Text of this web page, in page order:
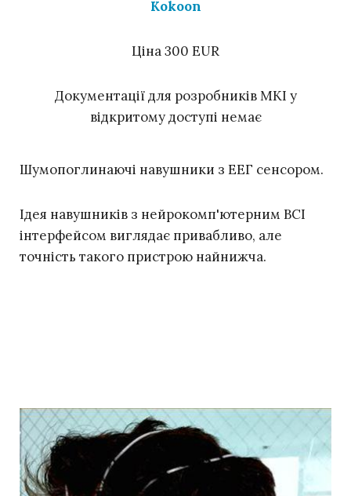
Kokoon
Ціна 300 EUR
Документації для розробників МКІ у
відкритому доступі немає
Шумопоглинаючі навушники з ЕЕГ сенсором.
Ідея навушників з нейрокомп'ютерним BCI
інтерфейсом виглядає привабливо, але
точність такого пристрою найнижча.